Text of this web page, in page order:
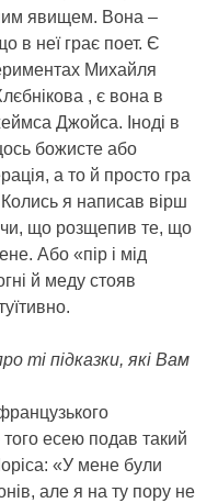
явищем. Вона –
в неї грає поет. Є
Михайля
, є вона в
Джойса. Іноді в
божисте або
а то й просто гра
я написав вірш
що розщепив те, що
Або «пір і мід
й меду стояв
ті підказки, які Вам
есею подав такий
«У мене були
але я на ту пору не